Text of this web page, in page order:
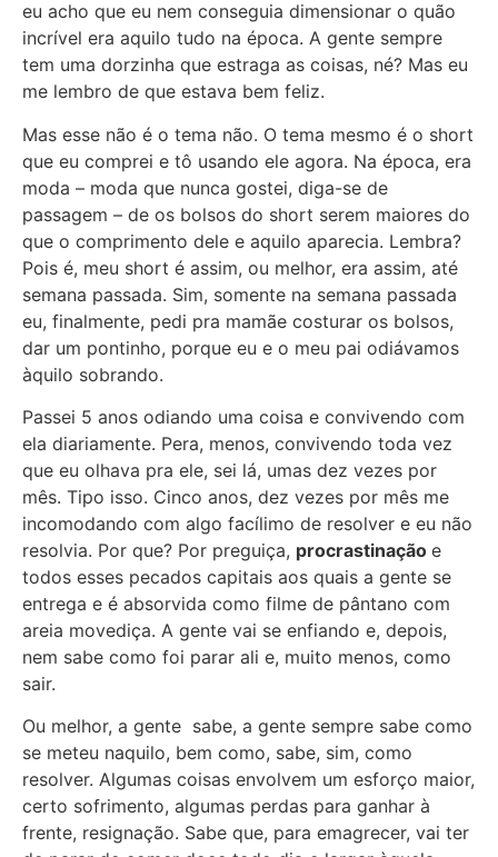
eu acho que eu nem conseguia dimensionar o quão
incrível era aquilo tudo na época. A gente sempre
tem uma dorzinha que estraga as coisas, né? Mas eu
me lembro de que estava bem feliz.
Mas esse não é o tema não. O tema mesmo é o short
que eu comprei e tô usando ele agora. Na época, era
moda – moda que nunca gostei, diga-se de
passagem – de os bolsos do short serem maiores do
que o comprimento dele e aquilo aparecia. Lembra?
Pois é, meu short é assim, ou melhor, era assim, até
semana passada. Sim, somente na semana passada
eu, finalmente, pedi pra mamãe costurar os bolsos,
dar um pontinho, porque eu e o meu pai odiávamos
àquilo sobrando.
Passei 5 anos odiando uma coisa e convivendo com
ela diariamente. Pera, menos, convivendo toda vez
que eu olhava pra ele, sei lá, umas dez vezes por
mês. Tipo isso. Cinco anos, dez vezes por mês me
incomodando com algo facílimo de resolver e eu não
resolvia. Por que? Por preguiça, procrastinação e
todos esses pecados capitais aos quais a gente se
entrega e é absorvida como filme de pântano com
areia movediça. A gente vai se enfiando e, depois,
nem sabe como foi parar ali e, muito menos, como
sair.
Ou melhor, a gente sabe, a gente sempre sabe como
se meteu naquilo, bem como, sabe, sim, como
resolver. Algumas coisas envolvem um esforço maior,
certo sofrimento, algumas perdas para ganhar à
frente, resignação. Sabe que, para emagrecer, vai ter